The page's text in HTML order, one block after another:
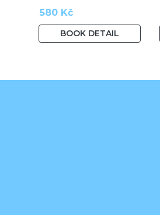
580 Kč
BOOK DETAIL